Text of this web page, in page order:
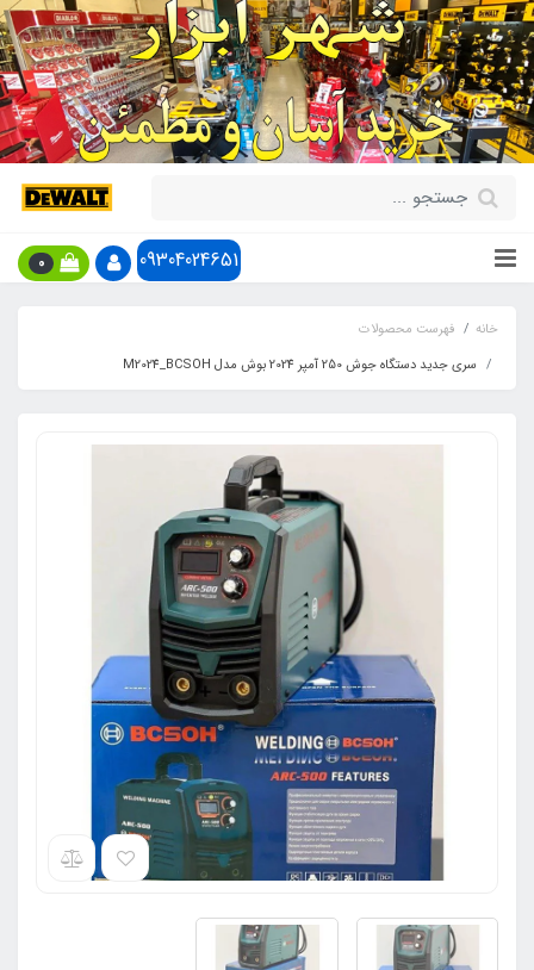
09304024651
0
خانه
فهرست محصولات
سری جدید دستگاه جوش 250 آمپر 2024 بوش مدل M2024_BCSOH